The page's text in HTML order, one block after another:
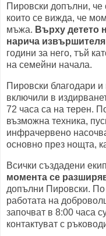
Пировски допълни, че
които се вижда, че
мъжа. Върху детето
нарича
години за него, тъй
на семейни начала.
Пировски благодари
включили в
72 часа са на терен.
възможна техника,
инфрачервено
основно през нощта,
Всички създадени
момента се
допълни Пировски.
работата на
започват в 8:00 часа
контактуват с